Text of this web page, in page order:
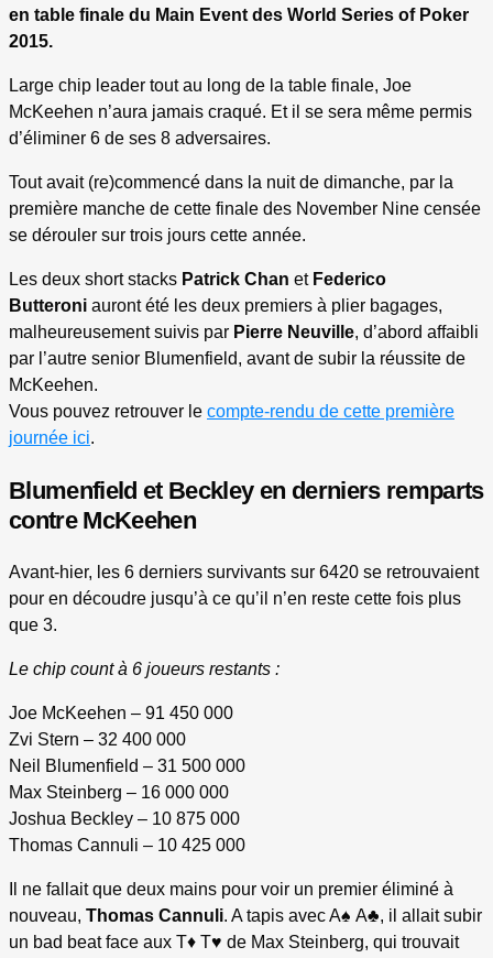
en table finale du Main Event des World Series of Poker
2015.
Large chip leader tout au long de la table finale, Joe
McKeehen n’aura jamais craqué. Et il se sera même permis
d’éliminer 6 de ses 8 adversaires.
Tout avait (re)commencé dans la nuit de dimanche, par la
première manche de cette finale des November Nine censée
se dérouler sur trois jours cette année.
Les deux short stacks Patrick Chan et Federico
Butteroni auront été les deux premiers à plier bagages,
malheureusement suivis par Pierre Neuville, d’abord affaibli
par l’autre senior Blumenfield, avant de subir la réussite de
McKeehen.
Vous pouvez retrouver le compte-rendu de cette première
journée ici.
Blumenfield et Beckley en derniers remparts
contre McKeehen
Avant-hier, les 6 derniers survivants sur 6420 se retrouvaient
pour en découdre jusqu’à ce qu’il n’en reste cette fois plus
que 3.
Le chip count à 6 joueurs restants :
Joe McKeehen – 91 450 000
Zvi Stern – 32 400 000
Neil Blumenfield – 31 500 000
Max Steinberg – 16 000 000
Joshua Beckley – 10 875 000
Thomas Cannuli – 10 425 000
Il ne fallait que deux mains pour voir un premier éliminé à
nouveau, Thomas Cannuli. A tapis avec A♠ A♣, il allait subir
un bad beat face aux T♦ T♥ de Max Steinberg, qui trouvait